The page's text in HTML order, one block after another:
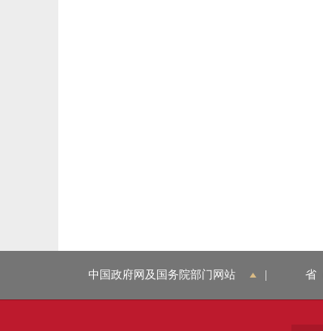
中国政府网及国务院部门网站 省